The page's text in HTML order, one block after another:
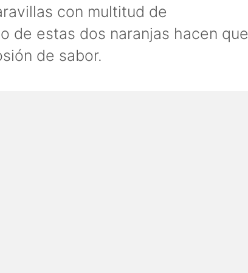
con multitud de
de estas dos naranjas hacen que
de sabor.